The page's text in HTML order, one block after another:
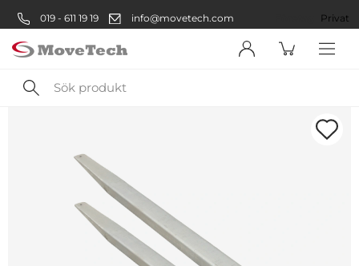
019 - 611 19 19 info@movetech.com Privat
Sök
produkt
Företag